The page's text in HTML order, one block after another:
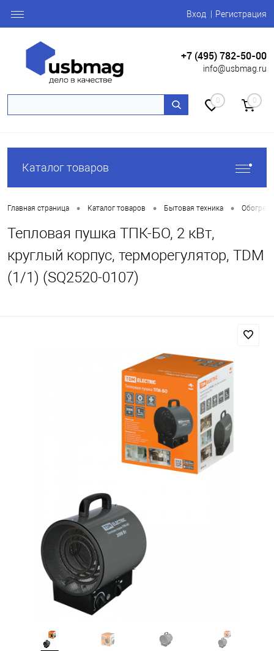
Вход Регистрация
+7 (495) 782-50-00
info@usbmag.ru
0 0
Каталог товаров
Главная страница • Каталог товаров • Бытовая техника •
Тепловая пушка ТПК-БО, 2 кВт,
круглый корпус, терморегулятор, TDM
(1/1) (SQ2520-0107)